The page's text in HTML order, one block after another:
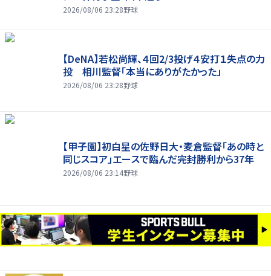
2026/08/06 23:28野球
【DeNA】若松尚輝、４回2/3投げ４安打１失点の力
投 相川監督「本当にありがたかった」
2026/08/06 23:28野球
【甲子園】初白星の佐野日大・麦倉監督「あの時と
同じスコア」エースで臨んだ完封勝利から37年
2026/08/06 23:14野球